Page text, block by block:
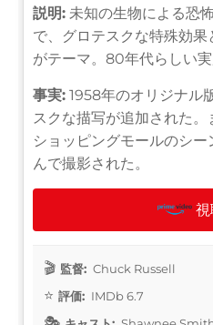
説明: 未知の生物による恐
で、グロテスクな特殊効
がテーマ。80年代らしい
事実: 1958年のオリジナル
スクな描写が追加された
ショッピングモールのシ
んで撮影された。
視
監督: Chuck Russell
評価: IMDb 6.7